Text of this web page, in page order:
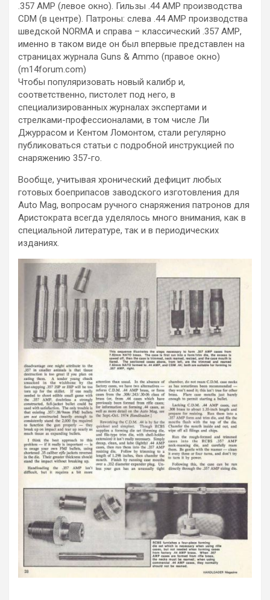
.357 АМР (левое окно). Гильзы .44 АМР производства
CDM (в центре). Патроны: слева .44 АМР производства
шведской NORMA и справа – классический .357 АМР,
именно в таком виде он был впервые представлен на
страницах журнала Guns & Ammo (правое окно)
(m14forum.com)
Чтобы популяризовать новый калибр и,
соответственно, пистолет под него, в
специализированных журналах экспертами и
стрелками-профессионалами, в том числе Ли
Джуррасом и Кентом Ломонтом, стали регулярно
публиковаться статьи с подробной инструкцией по
снаряжению 357-го.
Вообще, учитывая хронический дефицит любых
готовых боеприпасов заводского изготовления для
Auto Mag, вопросам ручного снаряжения патронов для
Аристократа всегда уделялось много внимания, как в
специальной литературе, так и в периодических
изданиях.